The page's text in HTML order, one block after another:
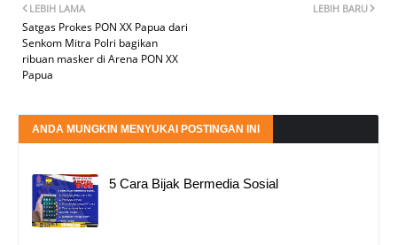
LEBIH BARU
LEBIH LAMA
Satgas Prokes PON XX Papua dari
Senkom Mitra Polri bagikan
ribuan masker di Arena PON XX
Papua
ANDA MUNGKIN MENYUKAI POSTINGAN INI
5 Cara Bijak Bermedia Sosial